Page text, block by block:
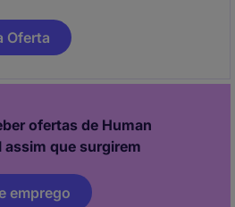
desta função é cuidar da
apoiando o seu
Oferta
ofertas de Human
assim que surgirem
emprego